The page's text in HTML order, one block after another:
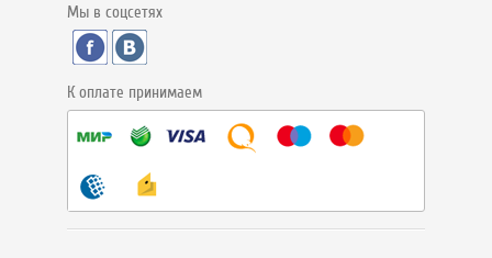
Мы в соцсетях
К оплате принимаем